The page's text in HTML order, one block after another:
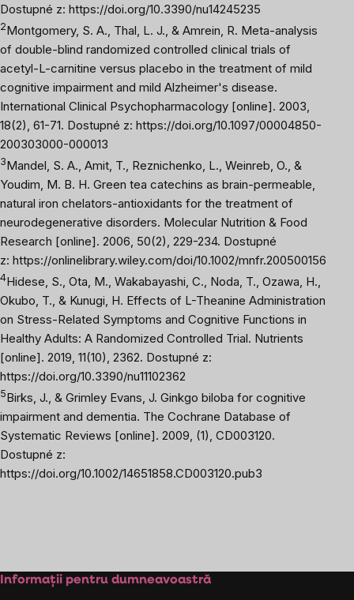
Dostupné z: https://doi.org/10.3390/nu14245235
2Montgomery, S. A., Thal, L. J., & Amrein, R. Meta-analysis
of double-blind randomized controlled clinical trials of
acetyl-L-carnitine versus placebo in the treatment of mild
cognitive impairment and mild Alzheimer's disease.
International Clinical Psychopharmacology [online]. 2003,
18(2), 61-71. Dostupné z: https://doi.org/10.1097/00004850-
200303000-000013
3Mandel, S. A., Amit, T., Reznichenko, L., Weinreb, O., &
Youdim, M. B. H. Green tea catechins as brain-permeable,
natural iron chelators-antioxidants for the treatment of
neurodegenerative disorders. Molecular Nutrition & Food
Research [online]. 2006, 50(2), 229-234. Dostupné
z: https://onlinelibrary.wiley.com/doi/10.1002/mnfr.200500156
4Hidese, S., Ota, M., Wakabayashi, C., Noda, T., Ozawa, H.,
Okubo, T., & Kunugi, H. Effects of L-Theanine Administration
on Stress-Related Symptoms and Cognitive Functions in
Healthy Adults: A Randomized Controlled Trial. Nutrients
[online]. 2019, 11(10), 2362. Dostupné z:
https://doi.org/10.3390/nu11102362
5Birks, J., & Grimley Evans, J. Ginkgo biloba for cognitive
impairment and dementia. The Cochrane Database of
Systematic Reviews [online]. 2009, (1), CD003120.
Dostupné z:
https://doi.org/10.1002/14651858.CD003120.pub3
Subsol
Informații pentru dumneavoastră